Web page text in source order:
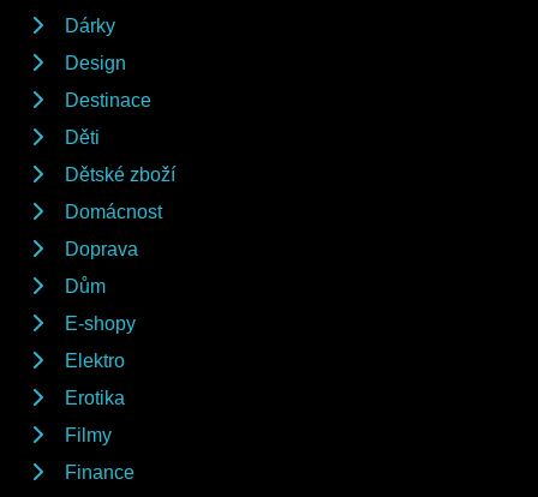
Dárky
Design
Destinace
Děti
Dětské zboží
Domácnost
Doprava
Dům
E-shopy
Elektro
Erotika
Filmy
Finance